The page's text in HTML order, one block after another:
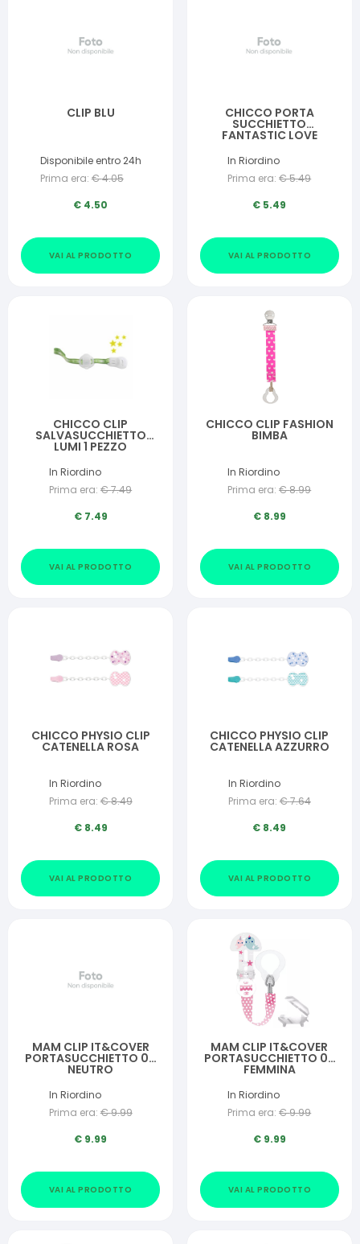
CLIP BLU
Disponibile entro 24h
Prima era: €4.05
€ 4.50
VAI AL PRODOTTO
CHICCO PORTA
SUCCHIETTO
FANTASTIC LOVE
In Riordino
Prima era: €5.49
€ 5.49
VAI AL PRODOTTO
CHICCO CLIP
SALVASUCCHIETTO
LUMI 1 PEZZO
In Riordino
Prima era: €7.49
€ 7.49
VAI AL PRODOTTO
CHICCO CLIP FASHION
BIMBA
In Riordino
Prima era: €8.99
€ 8.99
VAI AL PRODOTTO
CHICCO PHYSIO CLIP
CATENELLA ROSA
In Riordino
Prima era: €8.49
€ 8.49
VAI AL PRODOTTO
CHICCO PHYSIO CLIP
CATENELLA AZZURRO
In Riordino
Prima era: €7.64
€ 8.49
VAI AL PRODOTTO
MAM CLIP IT&COVER
PORTASUCCHIETTO 0+
NEUTRO
In Riordino
Prima era: €9.99
€ 9.99
VAI AL PRODOTTO
MAM CLIP IT&COVER
PORTASUCCHIETTO 0+
FEMMINA
In Riordino
Prima era: €9.99
€ 9.99
VAI AL PRODOTTO